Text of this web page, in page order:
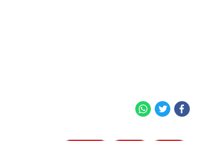
Facebook
Twitter